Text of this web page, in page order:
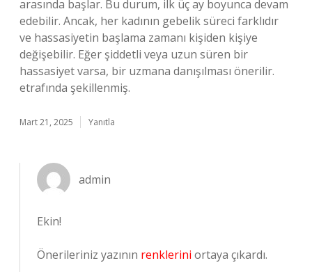
arasında başlar. Bu durum, ilk üç ay boyunca devam
edebilir. Ancak, her kadının gebelik süreci farklıdır
ve hassasiyetin başlama zamanı kişiden kişiye
değişebilir. Eğer şiddetli veya uzun süren bir
hassasiyet varsa, bir uzmana danışılması önerilir.
etrafında şekillenmiş.
Mart 21, 2025 Yanıtla
admin
Ekin!
Önerileriniz yazının renklerini ortaya çıkardı.